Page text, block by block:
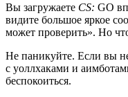
Вы загружаете CS: GO
видите большое яркое
может проверить». Но
Не паникуйте. Если вы
с уоллхаками и
беспокоиться.